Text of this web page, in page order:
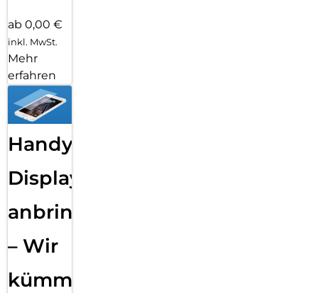
ab 0,00 €
inkl. MwSt.
Mehr
erfahren
Handy
Displayfolie
anbringen
– Wir
kümmern